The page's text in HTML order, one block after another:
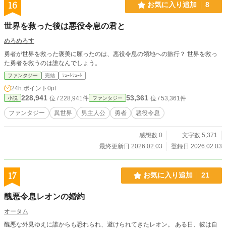
16 お気に入り追加 8
世界を救った後は悪役令息の君と
めろめろす
勇者が世界を救った褒美に願ったのは、悪役令息の領地への旅行？ 世界を救っ
た勇者を救うのは誰なんでしょう。
ファンタジー 完結 ｼｮｰﾄｼｮｰﾄ
24h.ポイント 0pt
小説 228,941 位 / 228,941件 ファンタジー 53,361 位 / 53,361件
ファンタジー 異世界 男主人公 勇者 悪役令息
感想数 0
文字数 5,371
最終更新日 2026.02.03
登録日 2026.02.03
17 お気に入り追加 21
醜悪令息レオンの婚約
オータム
醜悪な外見ゆえに誰からも恐れられ、避けられてきたレオン。 ある日、彼は自